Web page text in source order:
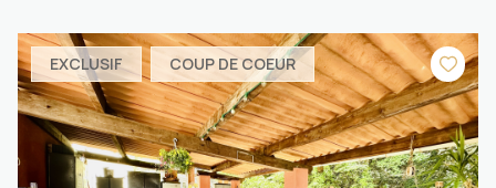
EXCLUSIF COUP DE COEUR